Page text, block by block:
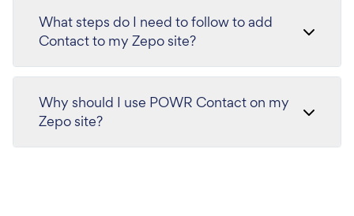
What steps do I need to follow to add
Contact to my Zepo site?
Why should I use POWR Contact on my
Zepo site?